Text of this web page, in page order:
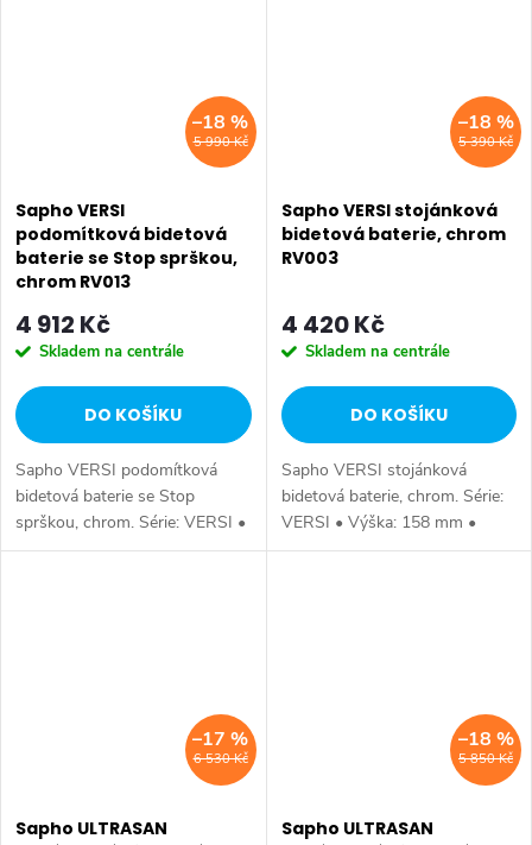
5 990 Kč
–18 %
Sapho VERSI
podomítková bidetová
baterie se Stop sprškou,
chrom RV013
4 912 Kč
Skladem na centrále
DO KOŠÍKU
Sapho VERSI podomítková
bidetová baterie se Stop
sprškou, chrom. Série: VERSI •
Šířka: 114 mm • Barva: Chrom
5 390 Kč
–18 %
Sapho VERSI stojánková
bidetová baterie, chrom
RV003
4 420 Kč
Skladem na centrále
DO KOŠÍKU
Sapho VERSI stojánková
bidetová baterie, chrom. Série:
VERSI • Výška: 158 mm •
Barva: Chrom • Materiál: Mosaz
6 530 Kč
–17 %
Sapho ULTRASAN
5 850 Kč
–18 %
Sapho ULTRASAN